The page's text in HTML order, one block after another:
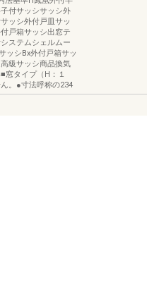
付サッシサッシ外
ッシ外付戸皿サッ
戸箱サッシ出窓テ
ステムシェルムー
ッシBx外付戸箱サッ
級サッシ商品換気
窓タイプ（H：１
。●寸法呼称の234